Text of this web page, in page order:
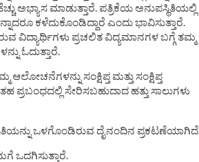
ಅಭ್ಯಾಸ ಮಾಡುತ್ತಾರೆ. ಪತ್ರಿಕೆಯ ಅನುಪಸ್ಥಿತಿಯಲ್ಲಿ
ಕಳೆದುಕೊಂಡಿದ್ದಾರೆ ಎಂದು ಭಾವಿಸುತ್ತಾರೆ.
ವಿದ್ಯಾರ್ಥಿಗಳು ಪ್ರಚಲಿತ ವಿದ್ಯಮಾನಗಳ ಬಗ್ಗೆ ತಮ್ಮ
ಓದುತ್ತಾರೆ.
ಆಲೋಚನೆಗಳನ್ನು ಸಂಕ್ಷಿಪ್ತ ಮತ್ತು ಸಂಕ್ಷಿಪ್ತ
ಪ್ರಬಂಧದಲ್ಲಿ ಸೇರಿಸಬಹುದಾದ ಹತ್ತು ಸಾಲುಗಳು
ಒಳಗೊಂಡಿರುವ ದೈನಂದಿನ ಪ್ರಕಟಣೆಯಾಗಿದೆ.
ಒದಗಿಸುತ್ತಾರೆ.